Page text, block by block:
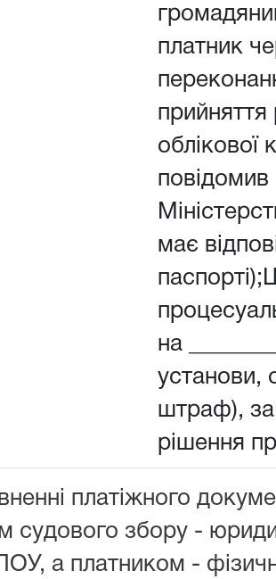
платник
прийняття
облікової
повідомив
має
на
установи,
штраф),
рішення
платіжного
судового збору -
а платником -